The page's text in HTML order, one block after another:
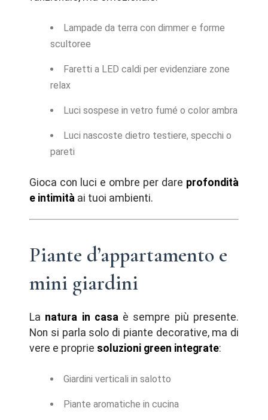
Lampade da terra con dimmer e forme
scultoree
Faretti a LED caldi per evidenziare zone
relax
Luci sospese in vetro fumé o color ambra
Luci nascoste dietro testiere, specchi o
pareti
Gioca con luci e ombre per dare profondità
e intimità ai tuoi ambienti.
Piante d’appartamento e
mini giardini
La natura in casa è sempre più presente.
Non si parla solo di piante decorative, ma di
vere e proprie soluzioni green integrate:
Giardini verticali in salotto
Piante aromatiche in cucina